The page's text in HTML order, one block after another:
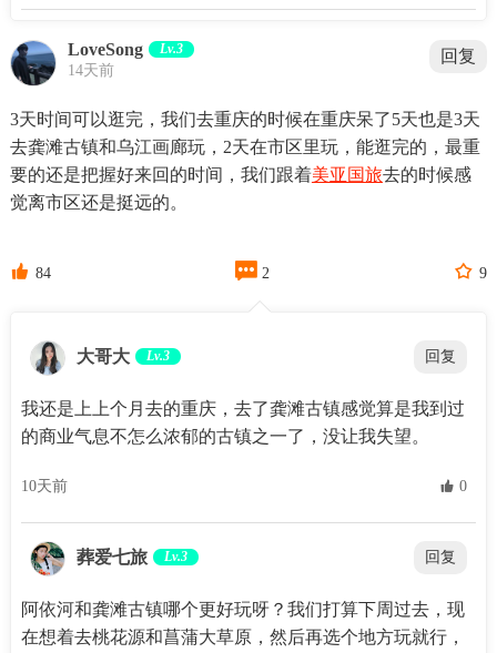
LoveSong Lv.3
14天前
回复
3天时间可以逛完，我们去重庆的时候在重庆呆了5天也是3天
去龚滩古镇和乌江画廊玩，2天在市区里玩，能逛完的，最重
要的还是把握好来回的时间，我们跟着美亚国旅去的时候感
觉离市区还是挺远的。
 84  2  9
大哥大 Lv.3 回复
我还是上上个月去的重庆，去了龚滩古镇感觉算是我到过
的商业气息不怎么浓郁的古镇之一了，没让我失望。
10天前  0
葬爱七旅 Lv.3 回复
阿依河和龚滩古镇哪个更好玩呀？我们打算下周过去，现
在想着去桃花源和菖蒲大草原，然后再选个地方玩就行，